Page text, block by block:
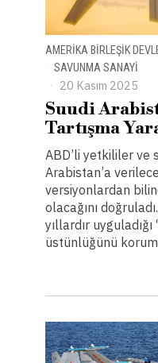
AMERIKA BIRLEŞIK
· SAVUNMA SANAYI
20 Kasım 2025
Suudi
Tartışma
ABD’li yetkililer ve
Arabistan’a
versiyonlardan
olacağını
yıllardır
üstünlüğünü